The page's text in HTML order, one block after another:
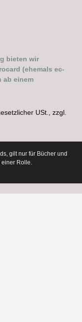
bieten wir
(ehemals ec-
ab einem
USt., zzgl.
gilt nur für Bücher und
einer Rolle.